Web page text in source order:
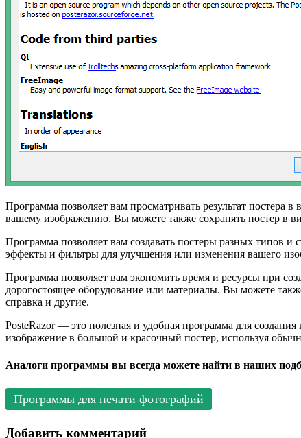
Программа позволяет вам просматривать результат постера
вашему изображению. Вы можете также сохранять постер в
Программа позволяет вам создавать постеры разных типов
эффекты и фильтры для улучшения или изменения вашего
Программа позволяет вам экономить время и ресурсы при
дорогостоящее оборудование или материалы. Вы можете
справка и другие.
PosteRazor — это полезная и удобная программа для
изображение в большой и красочный постер, используя
Аналоги программы вы всегда можете найти в наших
Программы для печати фотографий
Добавить комментарий